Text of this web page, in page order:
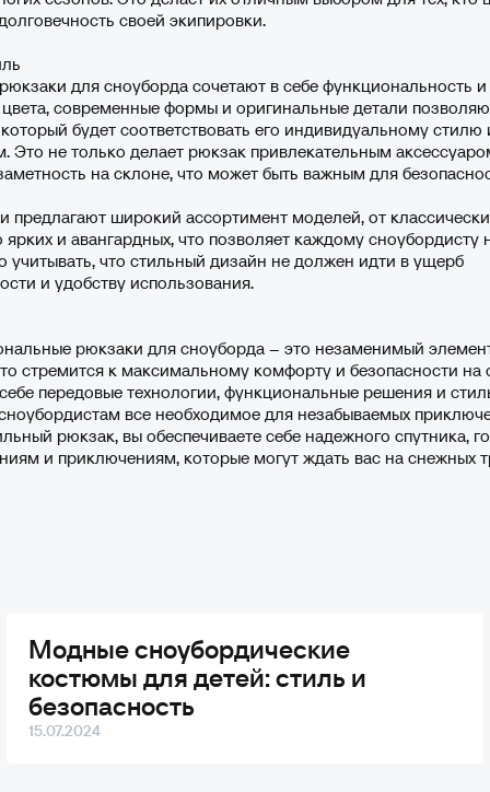
своей экипировки.
для сноуборда сочетают в себе функциональность
современные формы и оригинальные детали
будет соответствовать его индивидуальному стилю
Это не только делает рюкзак привлекательным
на склоне, что может быть важным для
предлагают широкий ассортимент моделей, от
и авангардных, что позволяет каждому сноубордисту
учитывать, что стильный дизайн не должен идти в ущерб
и удобству использования.
рюкзаки для сноуборда – это незаменимый
стремится к максимальному комфорту и безопасности на
передовые технологии, функциональные решения и
все необходимое для незабываемых
рюкзак, вы обеспечиваете себе надежного спутника,
и приключениям, которые могут ждать вас на снежных
Модные сноубордические
костюмы для детей: стиль и
безопасность
15.07.2024